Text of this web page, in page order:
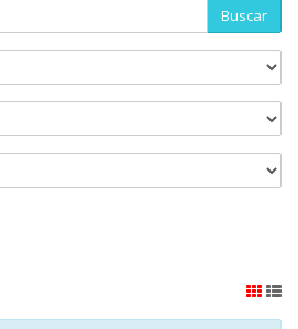
Buscar